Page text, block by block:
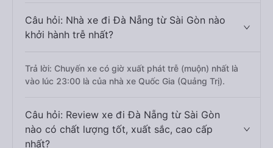
Câu hỏi: Nhà xe đi Đà Nẵng từ Sài Gòn nào
khởi hành trễ nhất?
Trả lời: Chuyến xe có giờ xuất phát trễ (muộn) nhất là
vào lúc 23:00 là của nhà xe Quốc Gia (Quảng Trị).
Câu hỏi: Review xe đi Đà Nẵng từ Sài Gòn
nào có chất lượng tốt, xuất sắc, cao cấp
nhất?